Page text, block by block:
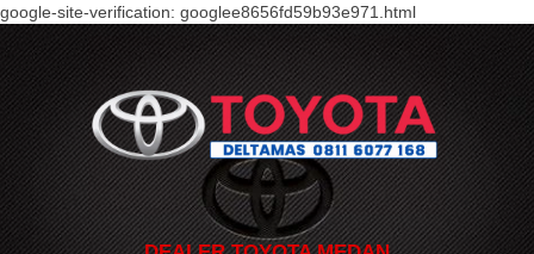
google-site-verification: googlee8656fd59b93e971.html